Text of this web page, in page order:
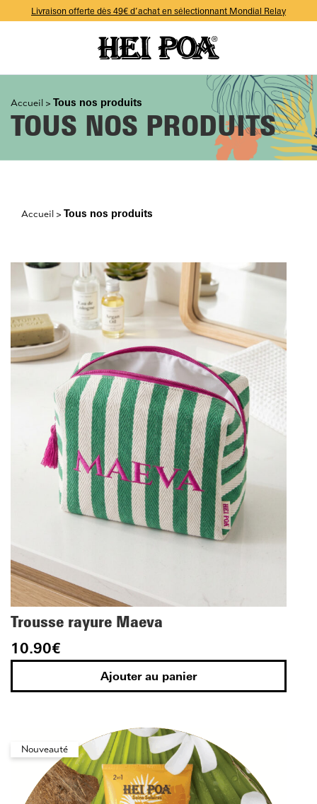
Livraison offerte dès 49€ d’achat en sélectionnant Mondial Relay
-10% sur votre première commande avec le code WELCOME
-10% sur votre première commande avec le code WELCOME
Accueil > Tous nos produits
TOUS NOS PRODUITS
Accueil > Tous nos produits
Trousse rayure Maeva
10.90€
Ajouter au panier
Nouveauté